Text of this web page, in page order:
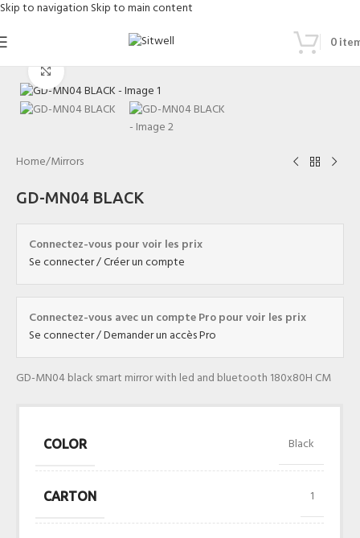
Skip to navigation Skip to main content
0
Click to enlarge
Home/Mirrors
GD-MN04 BLACK
Connectez-vous pour voir les prix
Se connecter / Créer un compte
Connectez-vous avec un compte Pro pour voir les prix
Se connecter / Demander un accès Pro
GD-MN04 black smart mirror with led and bluetooth 180x80H CM
COLOR Black
CARTON 1